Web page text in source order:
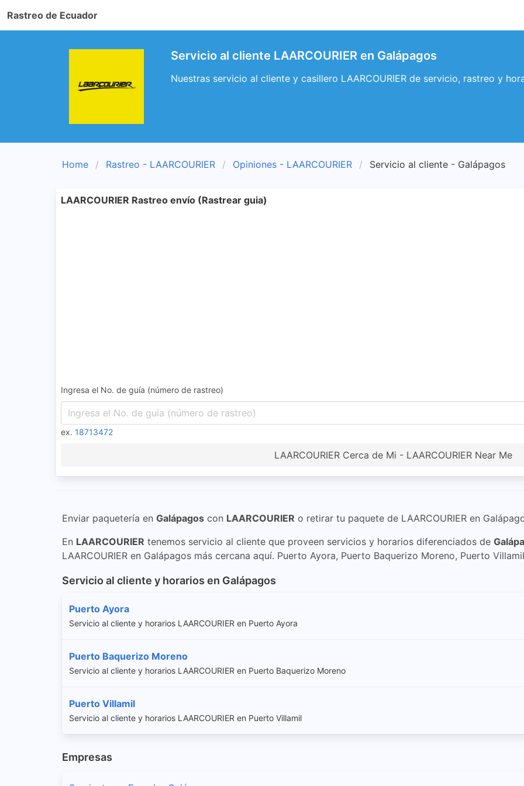
Rastreo de Ecuador
Servicio al cliente LAARCOURIER en Galápagos
Nuestras servicio al cliente y casillero LAARCOURIER de servicio, rastreo y
Home Rastreo - LAARCOURIER Opiniones - LAARCOURIER Servicio al cliente - Galápagos
LAARCOURIER Rastreo envío (Rastrear guia)
Ingresa el No. de guía (número de rastreo)
ex. 18713472
LAARCOURIER Cerca de Mi - LAARCOURIER Near Me
Enviar paquetería en Galápagos con LAARCOURIER o retirar tu paquete de LAARCOURIER en
En LAARCOURIER tenemos servicio al cliente que proveen servicios y horarios diferenciados de
LAARCOURIER en Galápagos más cercana aquí. Puerto Ayora, Puerto Baquerizo Moreno, Puerto Villamil
Servicio al cliente y horarios en Galápagos
Puerto Ayora
Servicio al cliente y horarios LAARCOURIER en Puerto Ayora
Puerto Baquerizo Moreno
Servicio al cliente y horarios LAARCOURIER en Puerto Baquerizo Moreno
Puerto Villamil
Servicio al cliente y horarios LAARCOURIER en Puerto Villamil
Empresas